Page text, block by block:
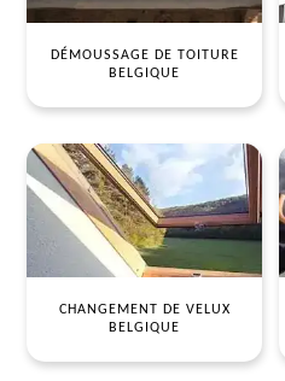
DÉMOUSSAGE DE TOITURE
BELGIQUE
CHANGEMENT DE VELUX
BELGIQUE